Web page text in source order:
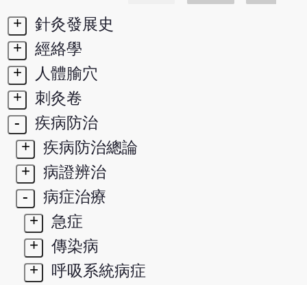
+
針灸發展史
+
經絡學
+
人體腧穴
+
刺灸卷
-
疾病防治
+
疾病防治總論
+
病證辨治
-
病症治療
+
急症
+
傳染病
+
呼吸系統病症